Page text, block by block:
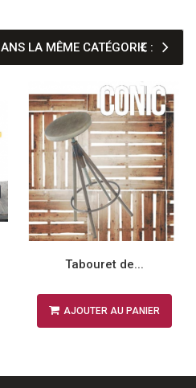
LA MÊME CATÉGORIE :
Tabouret de...
AJOUTER AU PANIER